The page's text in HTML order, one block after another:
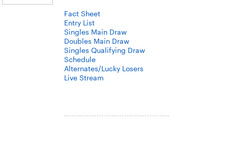
Fact Sheet
Entry List
Singles Main Draw
Doubles Main Draw
Singles Qualifying Draw
Schedule
Alternates/Lucky Losers
Live Stream